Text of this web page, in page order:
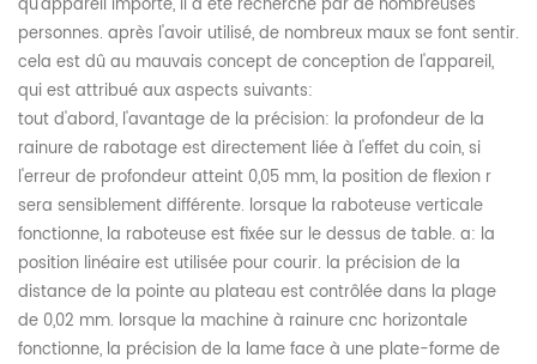
qu'appareil importé, il a été recherché par de nombreuses
personnes. après l'avoir utilisé, de nombreux maux se font sentir.
cela est dû au mauvais concept de conception de l'appareil,
qui est attribué aux aspects suivants:
tout d'abord, l'avantage de la précision: la profondeur de la
rainure de rabotage est directement liée à l'effet du coin, si
l'erreur de profondeur atteint 0,05 mm, la position de flexion r
sera sensiblement différente. lorsque la raboteuse verticale
fonctionne, la raboteuse est fixée sur le dessus de table. a: la
position linéaire est utilisée pour courir. la précision de la
distance de la pointe au plateau est contrôlée dans la plage
de 0,02 mm. lorsque la machine à rainure cnc horizontale
fonctionne, la précision de la lame face à une plate-forme de